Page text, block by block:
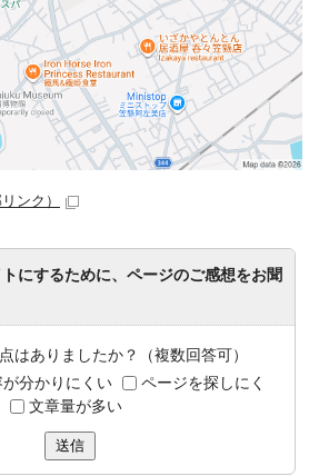
リンク）
にするために、ページのご感想をお聞
はありましたか？（複数回答可）
が分かりにくい
ページを探しにく
文章量が多い
送信